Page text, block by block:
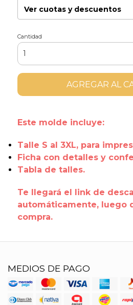
Ver cuotas y descuentos
Cantidad
AGREGAR AL
Este molde incluye:
Talle S al 3XL, para
Ficha con detalles y
Tabla de talles.
Te llegará el link de
automáticamente, luego
compra.
MEDIOS DE PAGO